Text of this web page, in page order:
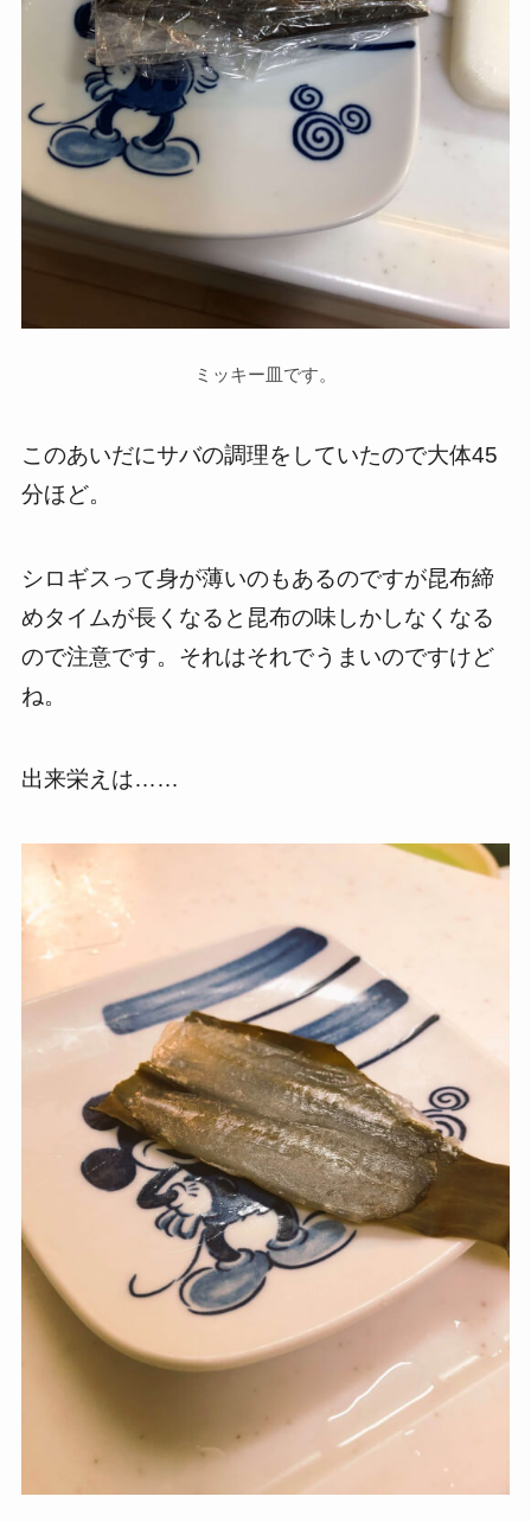
ミッキー皿です。
このあいだにサバの調理をしていたので大体45
分ほど。
シロギスって身が薄いのもあるのですが昆布締
めタイムが長くなると昆布の味しかしなくなる
ので注意です。それはそれでうまいのですけど
ね。
出来栄えは……